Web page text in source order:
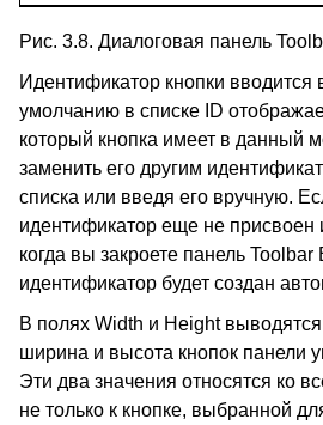
Рис. 3.8. Диалоговая панель
Идентификатор кнопки вводится
умолчанию в списке ID
который кнопка имеет в данный
заменить его другим
списка или введя его вручную.
идентификатор еще не присвоен
когда вы закроете панель
идентификатор будет создан
В полях Width и Height
ширина и высота кнопок панели
Эти два значения относятся ко
не только к кнопке, выбранной